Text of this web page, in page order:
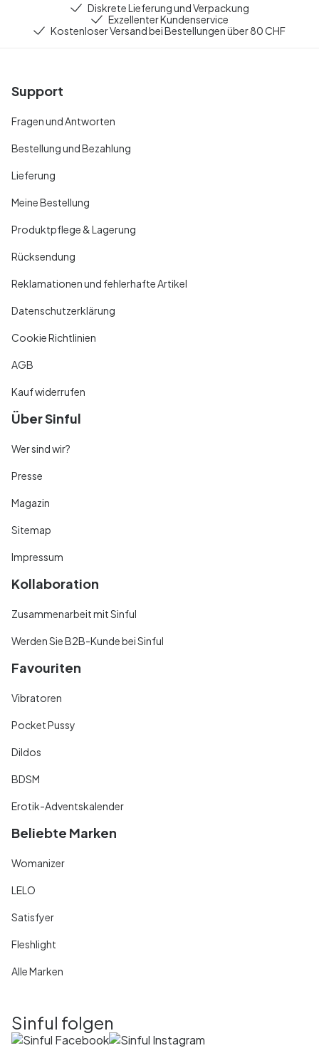
Diskrete Lieferung und Verpackung
Exzellenter Kundenservice
Kostenloser Versand bei Bestellungen über 80 CHF
Support
Fragen und Antworten
Bestellung und Bezahlung
Lieferung
Meine Bestellung
Produktpflege & Lagerung
Rücksendung
Reklamationen und fehlerhafte Artikel
Datenschutzerklärung
Cookie Richtlinien
AGB
Kauf widerrufen
Über Sinful
Wer sind wir?
Presse
Magazin
Sitemap
Impressum
Kollaboration
Zusammenarbeit mit Sinful
Werden Sie B2B-Kunde bei Sinful
Favouriten
Vibratoren
Pocket Pussy
Dildos
BDSM
Erotik-Adventskalender
Beliebte Marken
Womanizer
LELO
Satisfyer
Fleshlight
Alle Marken
Sinful folgen